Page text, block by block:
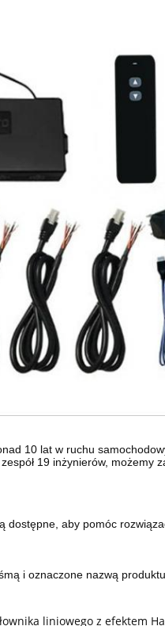
10 lat w ruchu
19 inżynierów,
aby pomóc
i oznaczone nazwą
liniowego z efektem